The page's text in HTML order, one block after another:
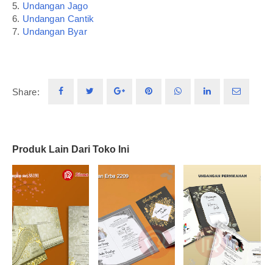
5. Undangan Jago
6. Undangan Cantik
7. Undangan Byar
Share:
Produk Lain Dari Toko Ini